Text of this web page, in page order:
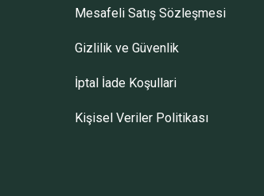
Mesafeli Satış Sözleşmesi
Gizlilik ve Güvenlik
İptal İade Koşullari
Kişisel Veriler Politikası